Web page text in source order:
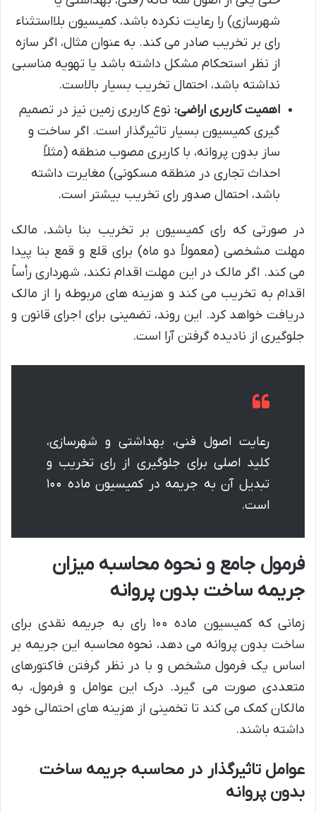
شهرسازی) را رعایت نکرده باشد، کمیسیون بلااستثناء
رای بر تخریب صادر می کند. به عنوان مثال، اگر سازه
از نظر استحکام مشکل داشته باشد یا تهویه مناسبی
نداشته باشد، احتمال تخریب بسیار بالاست.
اهمیت کاربری اراضی: نوع کاربری زمین نیز در تصمیم
گیری کمیسیون بسیار تاثیرگذار است. اگر ساخت و
ساز بدون پروانه، با کاربری مصوب منطقه (مثلاً
احداث تجاری در منطقه مسکونی) مغایرت داشته
باشد، احتمال صدور رای تخریب بیشتر است.
در صورتی که رای کمیسیون بر تخریب بنا باشد، مالک
مهلت مشخصی (معمولاً دو ماه) برای قلع و قمع بنا پیدا
می کند. اگر مالک در این مهلت اقدام نکند، شهرداری رأساً
اقدام به تخریب می کند و هزینه های مربوطه را از مالک
دریافت خواهد کرد. این روند، تضمینی برای اجرای قانون و
جلوگیری از نادیده گرفتن آرا است.
رعایت اصول فنی، بهداشتی و شهرسازی،
کلید اصلی برای جلوگیری از رای تخریب و
تبدیل آن به جریمه در کمیسیون ماده ۱۰۰
است.
فرمول جامع و نحوه محاسبه میزان
جریمه ساخت بدون پروانه
زمانی که کمیسیون ماده ۱۰۰ رای به جریمه نقدی برای
ساخت بدون پروانه می دهد، نحوه محاسبه این جریمه بر
اساس یک فرمول مشخص و با در نظر گرفتن فاکتورهای
متعددی صورت می گیرد. درک این عوامل و فرمول، به
مالکان کمک می کند تا تخمینی از هزینه های احتمالی خود
داشته باشند.
عوامل تاثیرگذار در محاسبه جریمه ساخت
بدون پروانه